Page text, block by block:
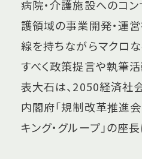
病院・介護施設へのコン
護領域の事業開発・運
線を持ちながらマクロ
すべく政策提言や執筆活
表大石は、2050経済社
内閣府「規制改革推進
キング・グループ」の座